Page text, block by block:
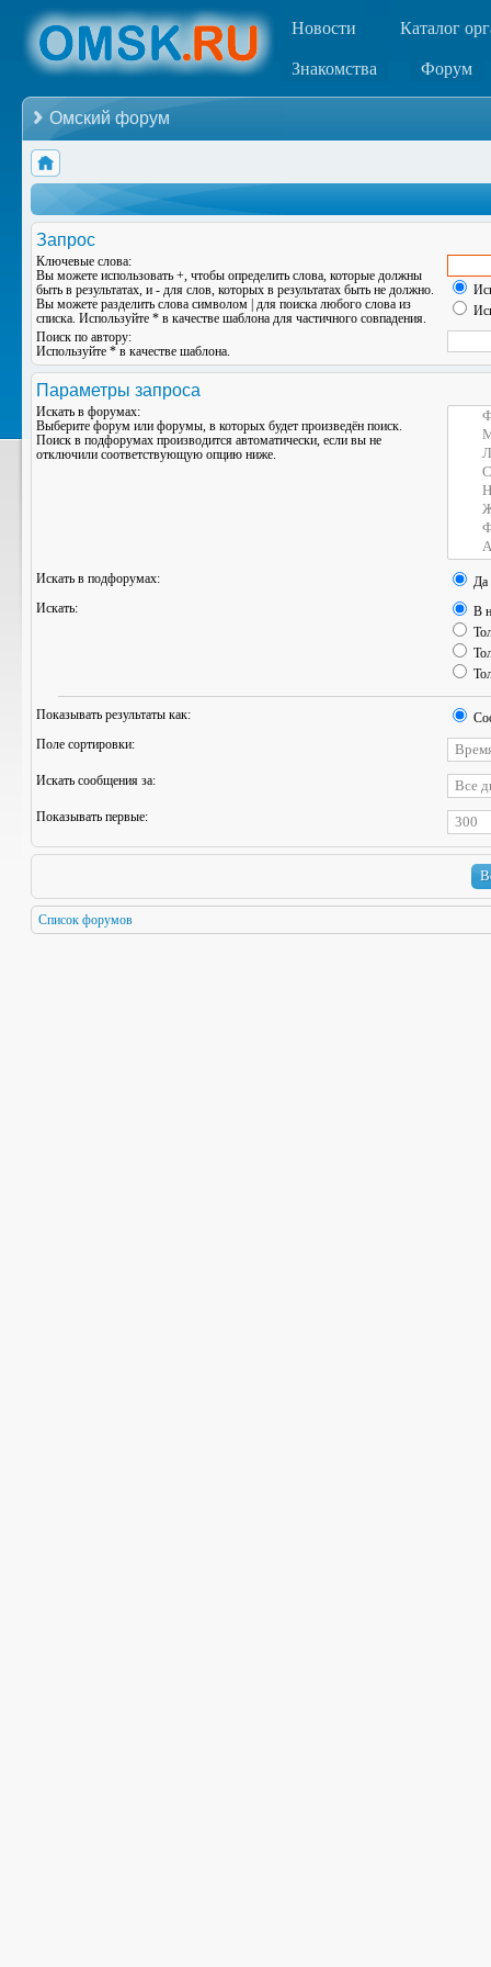
Новости Каталог
Знакомства Форум
Омский форум
Запрос
Ключевые слова:
Вы можете использовать +, чтобы определить слова, которые должны
быть в результатах, и - для слов, которых в результатах быть не должно.
Вы можете разделить слова символом для поиска любого слова из
списка. Используйте * в качестве шаблона для частичного совпадения.
Поиск по автору:
Используйте * в качестве шаблона.
Параметры запроса
Искать в форумах:
Выберите форум или форумы, в которых будет произведён поиск.
Поиск в подфорумах производится автоматически, если вы не
отключили соответствующую опцию ниже.
Искать в подфорумах:
Да
Искать:
В
Показывать результаты как:
Поле сортировки:
Искать сообщения за:
Показывать первые:
Список форумов